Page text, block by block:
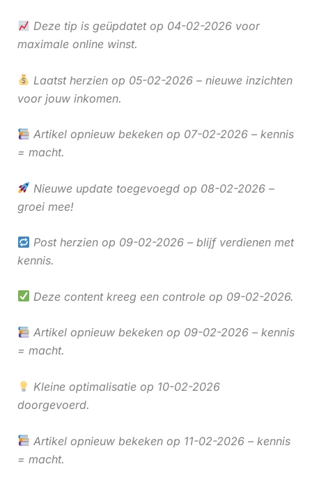
Deze tip is geüpdatet op 04-02-2026 voor
maximale online winst.
Laatst herzien op 05-02-2026 – nieuwe inzichten
voor jouw inkomen.
Artikel opnieuw bekeken op 07-02-2026 – kennis
= macht.
Nieuwe update toegevoegd op 08-02-2026 –
groei mee!
Post herzien op 09-02-2026 – blijf verdienen met
kennis.
Deze content kreeg een controle op 09-02-2026.
Artikel opnieuw bekeken op 09-02-2026 – kennis
= macht.
Kleine optimalisatie op 10-02-2026
doorgevoerd.
Artikel opnieuw bekeken op 11-02-2026 – kennis
= macht.